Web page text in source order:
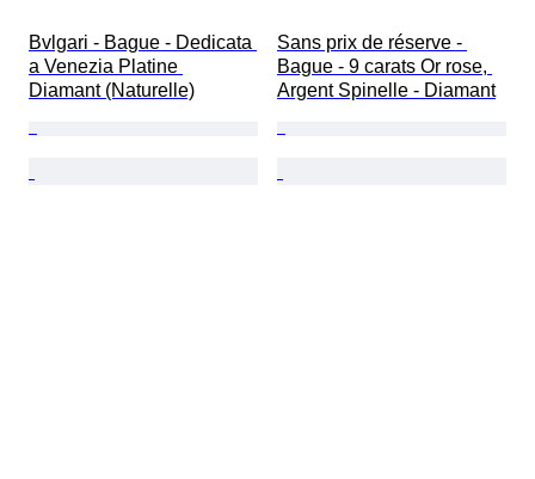
Bvlgari - Bague - Dedicata
a Venezia Platine
Diamant (Naturelle)
Sans prix de réserve -
Bague - 9 carats Or rose,
Argent Spinelle - Diamant